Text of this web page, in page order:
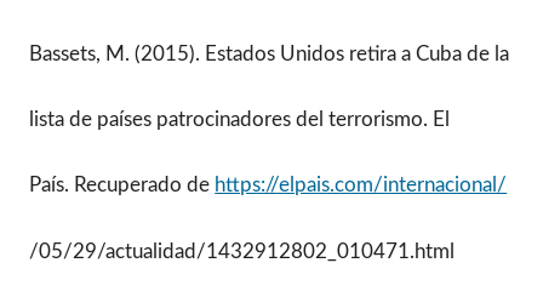
Bassets, M. (2015). Estados Unidos retira a Cuba de la
lista de países patrocinadores del terrorismo. El
País. Recuperado de https://elpais.com/internacional/
/05/29/actualidad/1432912802_010471.html